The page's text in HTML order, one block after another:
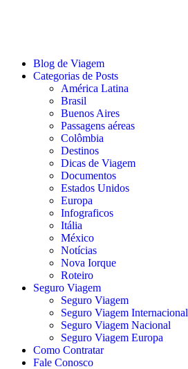
Blog de Viagem
Categorias de Posts
América Latina
Brasil
Buenos Aires
Passagens aéreas
Colômbia
Destinos
Dicas de Viagem
Documentos
Estados Unidos
Europa
Infograficos
Itália
México
Notícias
Nova Iorque
Roteiro
Seguro Viagem
Seguro Viagem
Seguro Viagem Internacional
Seguro Viagem Nacional
Seguro Viagem Europa
Como Contratar
Fale Conosco